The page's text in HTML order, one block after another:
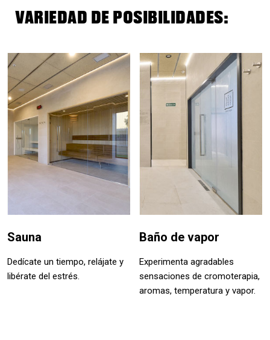
VARIEDAD DE POSIBILIDADES:
Sauna
Dedícate un tiempo, relájate y
libérate del estrés.
Baño de vapor
Experimenta agradables
sensaciones de cromoterapia,
aromas, temperatura y vapor.